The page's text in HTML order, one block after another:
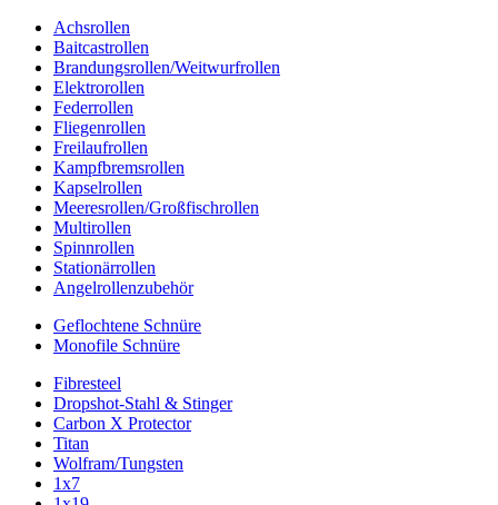
Achsrollen
Baitcastrollen
Brandungsrollen/Weitwurfrollen
Elektrorollen
Federrollen
Fliegenrollen
Freilaufrollen
Kampfbremsrollen
Kapselrollen
Meeresrollen/Großfischrollen
Multirollen
Spinnrollen
Stationärrollen
Angelrollenzubehör
Geflochtene Schnüre
Monofile Schnüre
Fibresteel
Dropshot-Stahl & Stinger
Carbon X Protector
Titan
Wolfram/Tungsten
1x7